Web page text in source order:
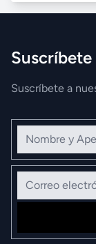
Suscríbete
Suscríbete a
Nombre y
Correo